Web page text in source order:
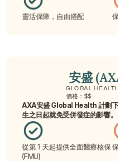
靈活保障，自由搭配
安盛
GLOBAL
價格：$$
AXA安盛 Global Health 計劃
生之日起就免受併發症的影響。
從第 1 天起提供全面醫療核保
(FMU)